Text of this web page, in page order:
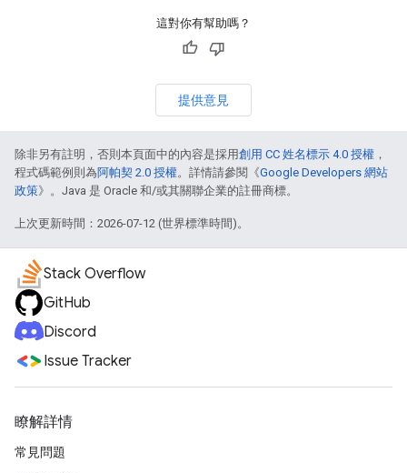
這對你有幫助嗎？
提供意見
除非另有註明，否則本頁面中的內容是採用創用 CC 姓名標示 4.0 授權 ，
程式碼範例則為阿帕契 2.0 授權。詳情請參閱《Google Developers 網站
政策》。Java 是 Oracle 和/或其關聯企業的註冊商標。
上次更新時間：2026-07-12 (世界標準時間)。
Stack Overflow
GitHub
Discord
Issue Tracker
瞭解詳情
常見問題